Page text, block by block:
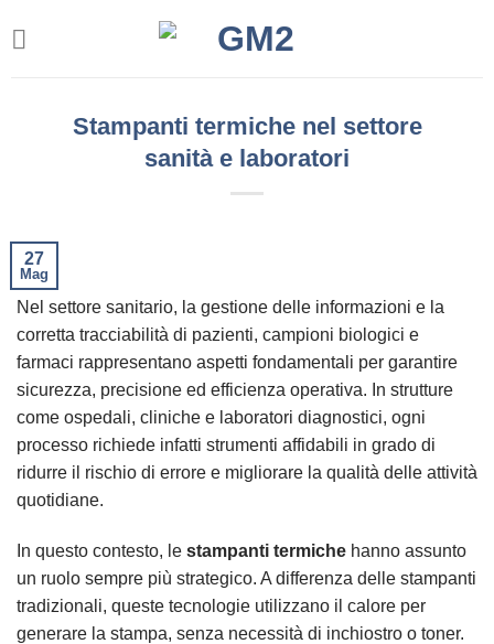
Stampanti termiche nel settore
sanità e laboratori
27
Mag
Nel settore sanitario, la gestione delle informazioni e la
corretta tracciabilità di pazienti, campioni biologici e
farmaci rappresentano aspetti fondamentali per garantire
sicurezza, precisione ed efficienza operativa. In strutture
come ospedali, cliniche e laboratori diagnostici, ogni
processo richiede infatti strumenti affidabili in grado di
ridurre il rischio di errore e migliorare la qualità delle attività
quotidiane.
In questo contesto, le stampanti termiche hanno assunto
un ruolo sempre più strategico. A differenza delle stampanti
tradizionali, queste tecnologie utilizzano il calore per
generare la stampa, senza necessità di inchiostro o toner.